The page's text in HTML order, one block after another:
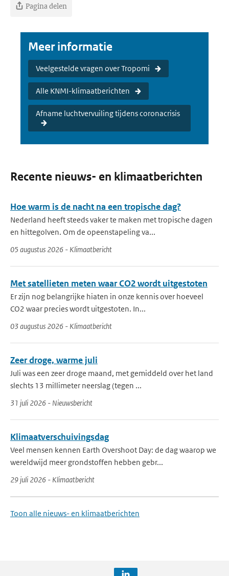
Pagina delen
Meer informatie
Veelgestelde vragen over Tropomi
Alle KNMI-klimaatberichten
Afname luchtvervuiling tijdens coronacrisis
Recente nieuws- en klimaatberichten
Hoe warm is de nacht na een tropische dag?
Nederland heeft steeds vaker te maken met tropische dagen
en hittegolven. Om de opeenstapeling va...
05 augustus 2026 - Klimaatbericht
Met satellieten meten waar CO2 wordt uitgestoten
Er zijn nog belangrijke hiaten in onze kennis over hoeveel
CO2 waar precies wordt uitgestoten. In...
03 augustus 2026 - Klimaatbericht
Zeer droge, warme juli
Juli was een zeer droge maand, met gemiddeld over het land
slechts 13 millimeter neerslag (tegen ...
31 juli 2026 - Nieuwsbericht
Klimaatverschuivingsdag
Veel mensen kennen Earth Overshoot Day: de dag waarop we
wereldwijd meer grondstoffen hebben gebr...
29 juli 2026 - Klimaatbericht
Toon alle nieuws- en klimaatberichten